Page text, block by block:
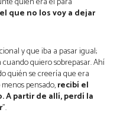
que no los voy a dejar
y que iba a pasar igual;
quiero sobrepasar. Ahí
quién se creería que era
pensado,recibí el
A partir de allí, perdí la
”.